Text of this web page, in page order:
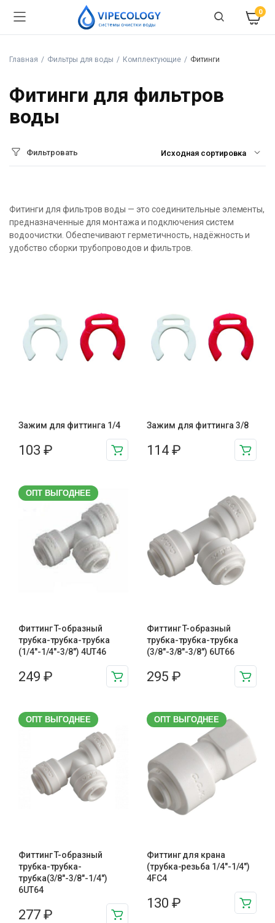
0
Главная Фильтры для воды Комплектующие Фитинги
Фитинги для фильтров
воды
Фильтровать
Фитинги для фильтров воды — это соединительные элементы,
предназначенные для монтажа и подключения систем
водоочистки. Обеспечивают герметичность, надёжность и
удобство сборки трубопроводов и фильтров.
Зажим для фиттинга 1/4
103 ₽
Зажим для фиттинга 3/8
114 ₽
ОПТ ВЫГОДНЕЕ
Фиттинг T-образный
трубка-трубка-трубка
(1/4"-1/4"-3/8") 4UT46
249 ₽
Фиттинг T-образный
трубка-трубка-трубка
(3/8"-3/8"-3/8") 6UT66
295 ₽
ОПТ ВЫГОДНЕЕ
Фиттинг T-образный
трубка-трубка-
трубка(3/8"-3/8"-1/4")
6UT64
277 ₽
ОПТ ВЫГОДНЕЕ
Фиттинг для крана
(трубка-резьба 1/4"-1/4")
4FC4
130 ₽